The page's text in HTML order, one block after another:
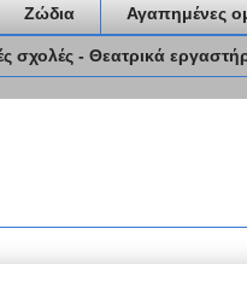
Ζώδια Αγαπημένες
σχολές - Θεατρικά